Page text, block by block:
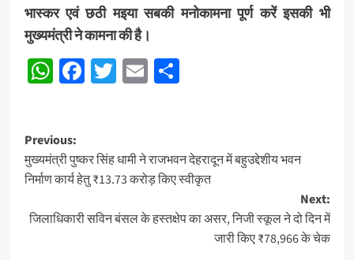
भास्कर एवं छठी मइया सबकी मनोकामना पूर्ण करें इसकी भी
मुख्यमंत्री ने कामना की है।
WhatsApp
Facebook
Twitter
EmailShare
Post
navigation
Previous:
मुख्यमंत्री पुष्कर सिंह धामी ने राजभवन देहरादून में बहुउद्देशीय भवन
निर्माण कार्य हेतु ₹13.73 करोड़ किए स्वीकृत
Next:
जिलाधिकारी सविन बंसल के हस्तक्षेप का असर, निजी स्कूल ने दो दिन में
जारी किए ₹78,966 के चेक